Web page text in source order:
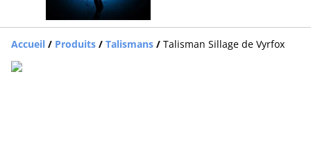
Accueil / Produits / Talismans / Talisman Sillage de Vyrfox